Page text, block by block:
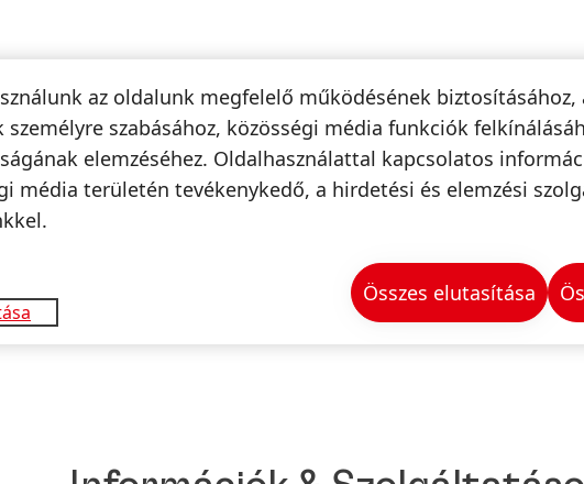
az oldalunk megfelelő működésének
személyre szabásához, közösségi média funkciók
elemzéséhez. Oldalhasználattal kapcsolatos
média területén tevékenykedő, a hirdetési és elemzési
Összes elutasítása